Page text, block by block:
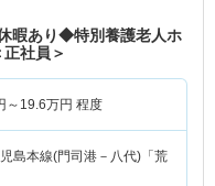
暇あり◆特別養護老人ホ
社員＞
～ 19.6万円 程度
児島本線(門司港－八代)「荒